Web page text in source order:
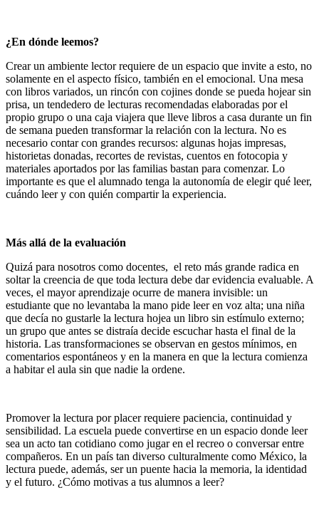
¿En dónde leemos?
Crear un ambiente lector requiere de un espacio que invite a esto, no
solamente en el aspecto físico, también en el emocional. Una mesa
con libros variados, un rincón con cojines donde se pueda hojear sin
prisa, un tendedero de lecturas recomendadas elaboradas por el
propio grupo o una caja viajera que lleve libros a casa durante un fin
de semana pueden transformar la relación con la lectura. No es
necesario contar con grandes recursos: algunas hojas impresas,
historietas donadas, recortes de revistas, cuentos en fotocopia y
materiales aportados por las familias bastan para comenzar. Lo
importante es que el alumnado tenga la autonomía de elegir qué leer,
cuándo leer y con quién compartir la experiencia.
Más allá de la evaluación
Quizá para nosotros como docentes, el reto más grande radica en
soltar la creencia de que toda lectura debe dar evidencia evaluable. A
veces, el mayor aprendizaje ocurre de manera invisible: un
estudiante que no levantaba la mano pide leer en voz alta; una niña
que decía no gustarle la lectura hojea un libro sin estímulo externo;
un grupo que antes se distraía decide escuchar hasta el final de la
historia. Las transformaciones se observan en gestos mínimos, en
comentarios espontáneos y en la manera en que la lectura comienza
a habitar el aula sin que nadie la ordene.
Promover la lectura por placer requiere paciencia, continuidad y
sensibilidad. La escuela puede convertirse en un espacio donde leer
sea un acto tan cotidiano como jugar en el recreo o conversar entre
compañeros. En un país tan diverso culturalmente como México, la
lectura puede, además, ser un puente hacia la memoria, la identidad
y el futuro. ¿Cómo motivas a tus alumnos a leer?